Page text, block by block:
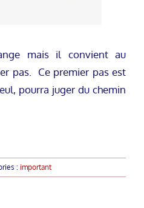
mais il convient au
pas. Ce premier pas est
pourra juger du chemin
: important